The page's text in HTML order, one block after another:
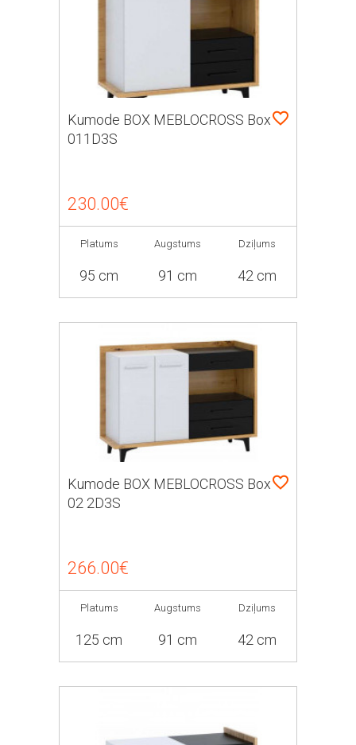
Kumode BOX MEBLOCROSS Box
011D3S
230.00€
Platums
95 cm
Augstums
91 cm
Dziļums
42 cm
Kumode BOX MEBLOCROSS Box
02 2D3S
266.00€
Platums
125 cm
Augstums
91 cm
Dziļums
42 cm